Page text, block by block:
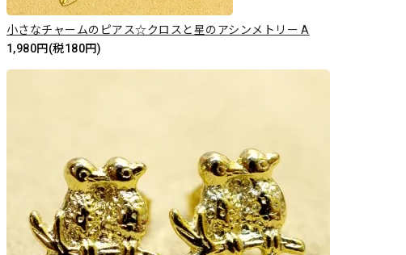
小さなチャームのピアス☆クロスと星のアシンメトリー A
1,980円(税180円)